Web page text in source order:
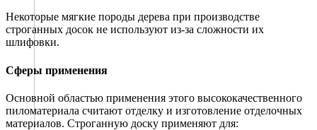
Некоторые мягкие породы дерева при производстве
строганных досок не используют из-за сложности их
шлифовки.
Сферы применения
Основной областью применения этого высококачественного
пиломатериала считают отделку и изготовление отделочных
материалов. Строганную доску применяют для: